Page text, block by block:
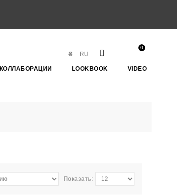
0
RU
₴
КОЛЛАБОРАЦИИ LOOKBOOK VIDEO
Показать: